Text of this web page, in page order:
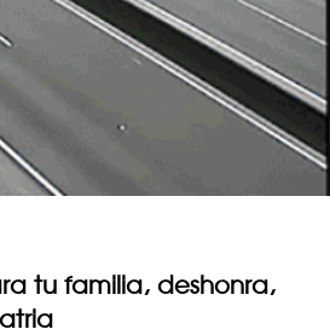
tu familia, deshonra,